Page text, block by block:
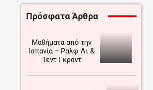
Πρόσφατα Άρθρα
Μαθήματα από την
Ισπανία – Ραλφ Λι &
Τεντ Γκραντ